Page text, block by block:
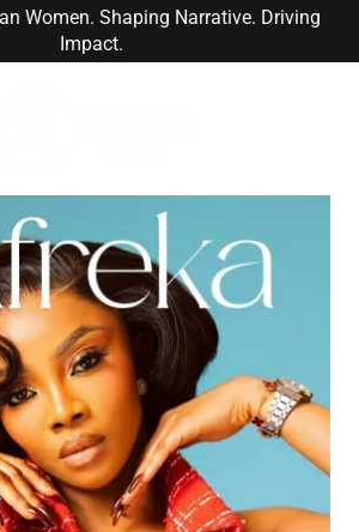
Women. Shaping Narrative. Driving
Impact.